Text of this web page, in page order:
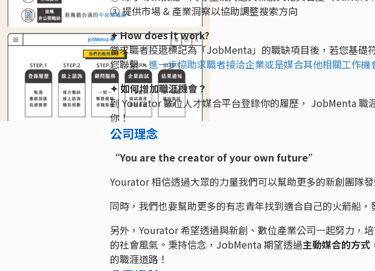
③ 提供市場 & 產業洞察以協助調整搜索方向
✦ How does it work?
當求職者投遞標記為「JobMenta」的職缺項目後，若您基礎
您聯繫，進一步協助求職者接洽企業或是媒合其他相關工作機
✦ 如何增加職涯機會？
到 Yourator 數位人才媒合平台登錄你的履歷， JobMenta 職
你！
公司理念
“You are the creator of your own future”
Yourator 相信透過大眾的力量我們可以幫助更多的新創團隊
同時，我們也要幫助更多的有志青年找到適合自己的火箭船，
另外，Yourator 希望透過與新創、數位產業公司一起努力，
的社會風氣。秉持信念，JobMenta 期望透過主動媒合的方式
的職涯道路！